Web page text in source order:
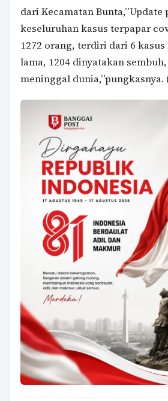
dari Kecamatan
keseluruhan kasus terpapar
1272 orang, terdiri dari 6 kasus
lama, 1204 dinyatakan
meninggal dunia,”pungkasnya.